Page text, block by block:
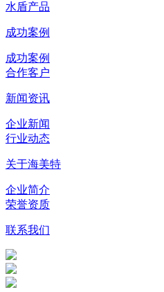
水盾产品
成功案例
成功案例
合作客户
新闻资讯
企业新闻
行业动态
关于海美特
企业简介
荣誉资质
联系我们